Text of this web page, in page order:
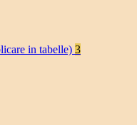
in tabelle) 3